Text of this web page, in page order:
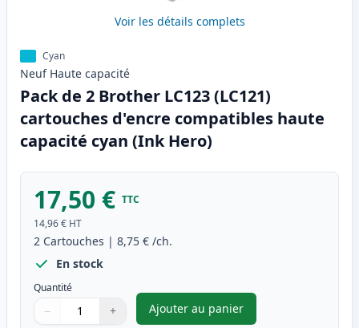
Voir les détails complets
Cyan
Neuf Haute capacité
Pack de 2 Brother LC123 (LC121)
cartouches d'encre compatibles haute
capacité cyan (Ink Hero)
17,50 € TTC
14,96 € HT
2 Cartouches | 8,75 € /ch.
En stock
Quantité
Quantité
Utilisez les boutons pour ajuster
− +
Quantité
Ajouter au panier
,Pack de 2 Brother LC123